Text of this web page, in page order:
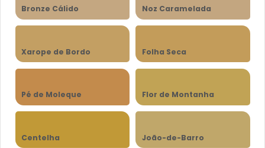
Bronze Cálido Noz Caramelada
Xarope de Bordo Folha Seca
Pé de Moleque Flor de Montanha
Centelha João-de-Barro